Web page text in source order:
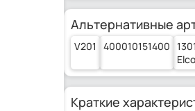
Альтернативные
V201 400010151400
Elco
Краткие